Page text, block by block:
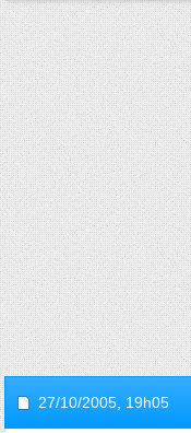
27/10/2005, 19h05